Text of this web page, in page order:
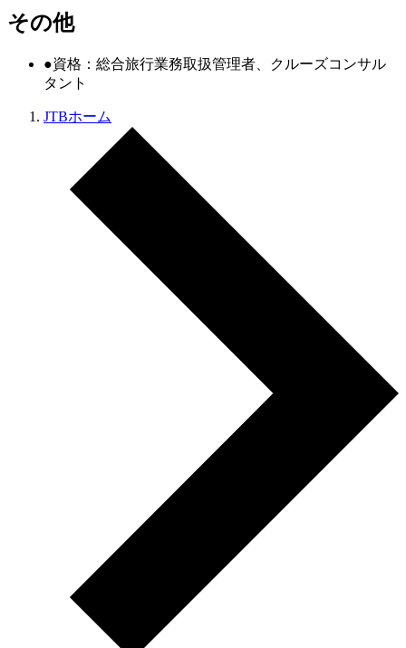
その他
●資格：総合旅行業務取扱管理者、クルーズコンサル
タント
JTBホーム